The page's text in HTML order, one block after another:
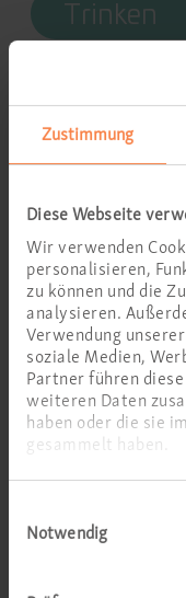
Zustimmung
Diese Webseite
Wir verwenden
personalisieren,
zu können und die
analysieren.
Verwendung
soziale Medien,
Partner führen
weiteren Daten
haben oder die sie
gesammelt haben.
Notwendig
Trinken
Inhalieren